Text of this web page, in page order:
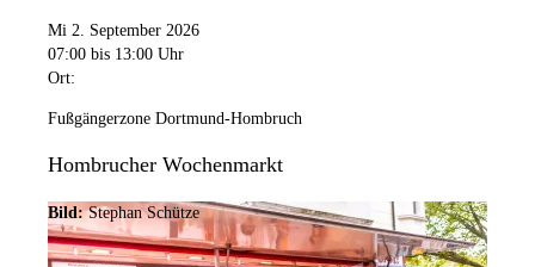
Mi 2. September 2026
07:00 bis 13:00 Uhr
Ort:
Fußgängerzone Dortmund-Hombruch
Hombrucher Wochenmarkt
Bild: Stephan Schütze